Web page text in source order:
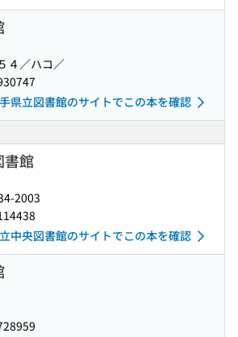
４／ハコ／
県立図書館のサイトでこの本を確認
書館
2003
中央図書館のサイトでこの本を確認